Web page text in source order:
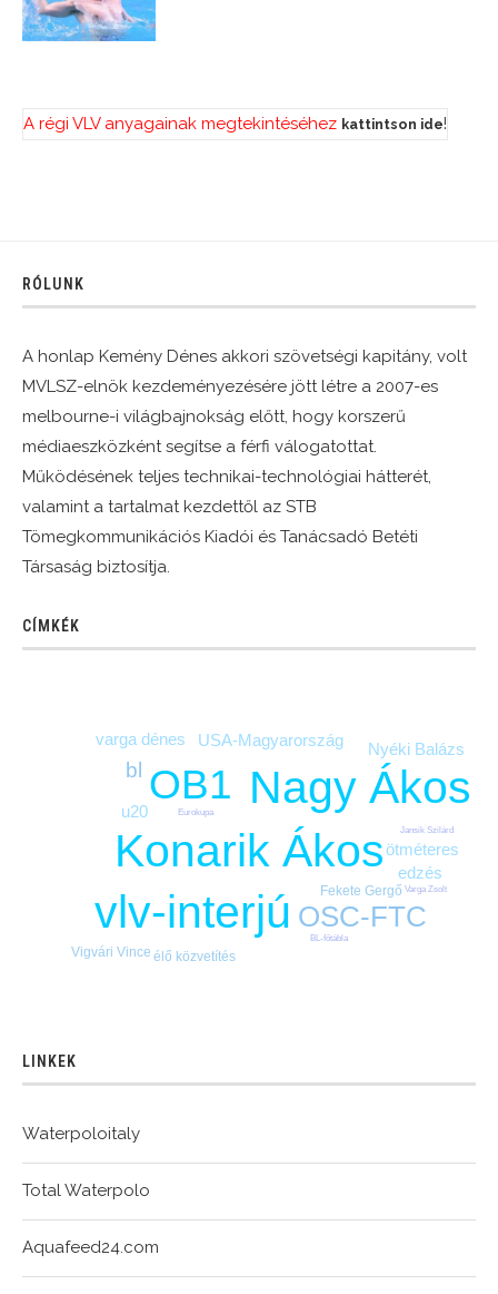
A régi VLV anyagainak megtekintéséhez kattintson ide!
RÓLUNK
A honlap Kemény Dénes akkori szövetségi kapitány, volt
MVLSZ-elnök kezdeményezésére jött létre a 2007-es
melbourne-i világbajnokság előtt, hogy korszerű
médiaeszközként segítse a férfi válogatottat.
Működésének teljes technikai-technológiai hátterét,
valamint a tartalmat kezdettől az STB
Tömegkommunikációs Kiadói és Tanácsadó Betéti
Társaság biztosítja.
CÍMKÉK
Konarik Ákos
Nagy Ákos
vlv-interjú
OB1
OSC-FTC
bl
edzés
Nyéki Balázs
u20
USA-Magyarország
varga dénes
ötméteres
Fekete Gergő
Vigvári Vince élő közvetítés
BL-főtábla
Eurokupa
Jansik Szilárd
Varga Zsolt
LINKEK
Waterpoloitaly
Total Waterpolo
Aquafeed24.com